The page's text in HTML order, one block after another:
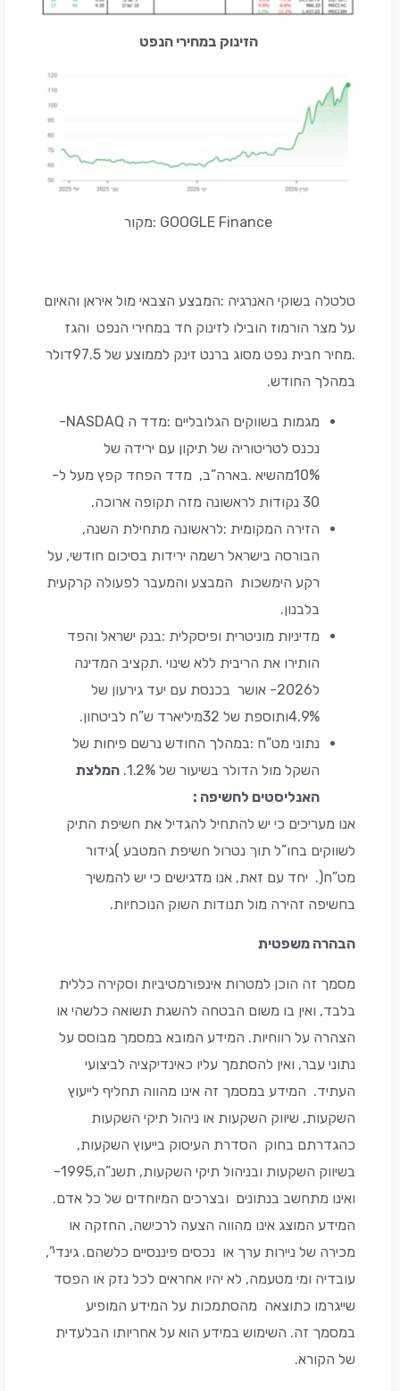
הזינוק במחירי הנפט
GOOGLE Finance :מקור
טלטלה בשוקי האנרגיה :המבצע הצבאי מול איראן והאיום
על מצר הורמוז הובילו לזינוק חד במחירי הנפט והגז
.מחיר חבית נפט מסוג ברנט זינק לממוצע של 97.5דולר
במהלך החודש.
מגמות בשווקים הגלובליים :מדד ה NASDAQ-
נכנס לטריטוריה של תיקון עם ירידה של
10%מהשיא .בארה”ב, מדד הפחד קפץ מעל ל-
30 נקודות לראשונה מזה תקופה ארוכה.
הזירה המקומית :לראשונה מתחילת השנה,
הבורסה בישראל רשמה ירידות בסיכום חודשי, על
רקע הימשכות המבצע והמעבר לפעולה קרקעית
בלבנון.
מדיניות מוניטרית ופיסקלית :בנק ישראל והפד
הותירו את הריבית ללא שינוי .תקציב המדינה
ל2026- אושר בכנסת עם יעד גירעון של
4.9%ותוספת של 32מיליארד ש”ח לביטחון.
נתוני מט”ח :במהלך החודש נרשם פיחות של
השקל מול הדולר בשיעור של 1.2%.
המלצת
האנליסטים לחשיפה :
אנו מעריכים כי יש להתחיל להגדיל את חשיפת התיק
לשווקים בחו”ל תוך נטרול חשיפת המטבע )גידור
מט”ח(. יחד עם זאת, אנו מדגישים כי יש להמשיך
בחשיפה זהירה מול תנודות השוק הנוכחיות.
הבהרה משפטית
מסמך זה הוכן למטרות אינפורמטיביות וסקירה כללית
בלבד, ואין בו משום הבטחה להשגת תשואה כלשהי או
הצהרה על רווחיות. המידע המובא במסמך מבוסס על
נתוני עבר, ואין להסתמך עליו כאינדיקציה לביצועי
העתיד. המידע במסמך זה אינו מהווה תחליף לייעוץ
השקעות, שיווק השקעות או ניהול תיקי השקעות
כהגדרתם בחוק הסדרת העיסוק בייעוץ השקעות,
בשיווק השקעות ובניהול תיקי השקעות, תשנ”ה,1995-
ואינו מתחשב בנתונים ובצרכים המיוחדים של כל אדם.
המידע המוצג אינו מהווה הצעה לרכישה, החזקה או
מכירה של ניירות ערך או נכסים פיננסיים כלשהם. גינדי”,
עובדיה ומי מטעמה, לא יהיו אחראים לכל נזק או הפסד
שייגרמו כתוצאה מהסתמכות על המידע המופיע
במסמך זה. השימוש במידע הוא על אחריותו הבלעדית
של הקורא.